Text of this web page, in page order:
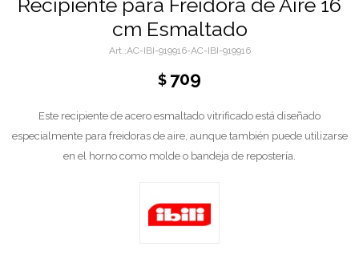
Recipiente para Freidora de Aire 16
cm Esmaltado
AC-IBI-919916-AC-IBI-919916
$ 709
Este recipiente de acero esmaltado vitrificado está diseñado
especialmente para freidoras de aire, aunque también puede utilizarse
en el horno como molde o bandeja de repostería.